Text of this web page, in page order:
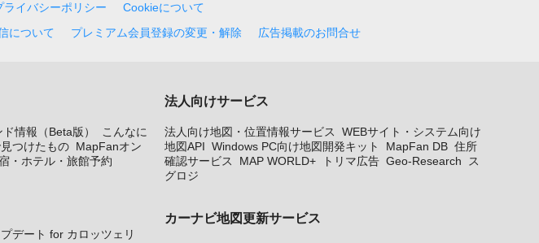
ライバシーポリシー
Cookieについて
について プレミアム会員登録の変更・解除 広告掲載のお問合せ
情報（Beta版）
こんなに
つけたもの MapFanオン
・ホテル・旅館予約
デート for カロッツェリ
法人向けサービス
法人向け地図・位置情報サービス
WEBサイト・システム向け
地図API Windows PC向け地図開発キット MapFan DB 住所
確認サービス
MAP WORLD+ トリマ広告 Geo-Research
ス
グロジ
カーナビ地図更新サービス